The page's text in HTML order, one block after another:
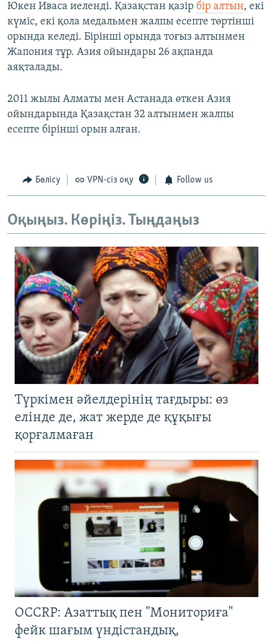
Юкен Иваса иеленді. Қазақстан қазір бір алтын, екі
күміс, екі қола медальмен жалпы есепте төртінші
орында келеді. Бірінші орында тоғыз алтынмен
Жапония тұр. Азия ойындары 26 ақпанда
аяқталады.
2011 жылы Алматы мен Астанада өткен Азия
ойындарында Қазақстан 32 алтынмен жалпы
есепте бірінші орын алған.
Бөлісу VPN-сіз оқу Follow us
Оқыңыз. Көріңіз. Тыңдаңыз
Түркімен әйелдерінің тағдыры: өз
елінде де, жат жерде де құқығы
қорғалмаған
OCCRP: Азаттық пен "Мониториға"
фейк шағым үндістандық,